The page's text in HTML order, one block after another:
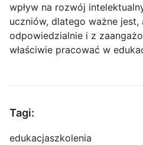
wpływ na rozwój
uczniów, dlatego ważne
odpowiedzialnie i z
właściwie pracować w
Tagi:
edukacjaszkolenia